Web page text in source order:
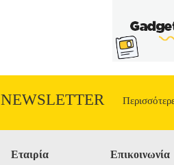
συσκευές ταυτόχρονα. Διαθέτει
Gigabit Ethernet (10/100/1000).•
IEEE 802.3u, IEEE.• Πίνακας
kg.• Εγγύηση: 3 χρόνια. DOA 7
NEWSLETTER
Εταιρία Επικοινωνία